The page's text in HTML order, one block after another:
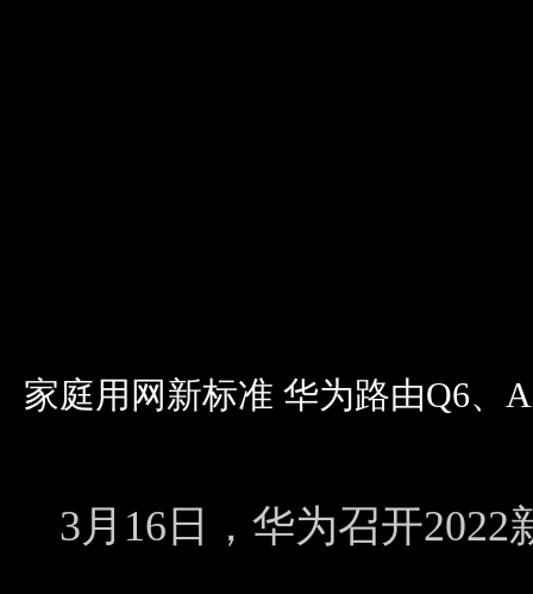
家庭用网新标准 华为路由Q6、
3月16日，华为召开